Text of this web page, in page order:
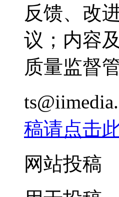
反馈、改
议；内容
质量监督
稿请点击
网站投稿